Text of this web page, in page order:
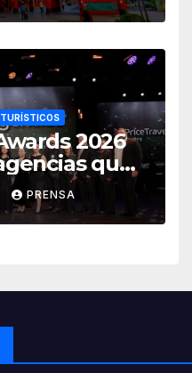
TURÍSTICOS
2026
que
del
PRENSA